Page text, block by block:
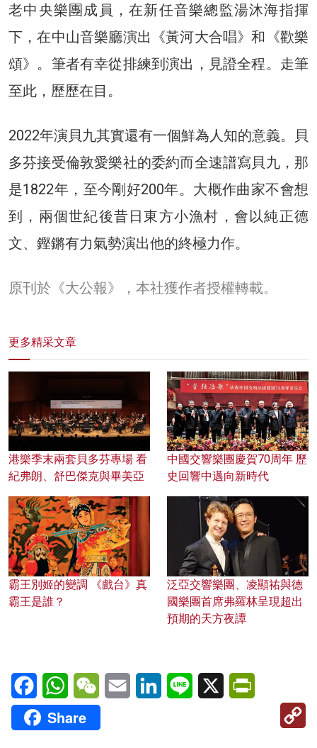
老中央樂團成員，在新任音樂總監湯沐海指揮
下，在中山音樂廳演出《黃河大合唱》和《歡樂
頌》。筆者有幸從排練到演出，見證全程。走筆
至此，歷歷在目。
2022年演貝九其實還有一個鮮為人知的意義。貝
多芬接受倫敦愛樂社的委約而全速譜寫貝九，那
是1822年，至今剛好200年。大概作曲家不會想
到，兩個世紀後昔日東方小漁村，會以純正德
文、鏗鏘有力氣勢演出他的終極力作。
原刊於《大公報》，本社獲作者授權轉載。
更多精采文章
港樂季末兩套貝多芬專場 看
紀弗朗、舒巴傑克與畢美亞
中國交響樂團慶賀70周年 歷
史回響中邁向新時代
霸王別姬的變調 《戲台》真
霸王是誰？
泛亞交響樂團、凌顯祐與德
國樂團首席弗羅林呈現超出
預期的天方夜譚
FacebookWhatsAppWeChatEmail LinkedInLine X
Share